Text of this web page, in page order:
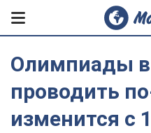
Олимпиады в
проводить
изменится с